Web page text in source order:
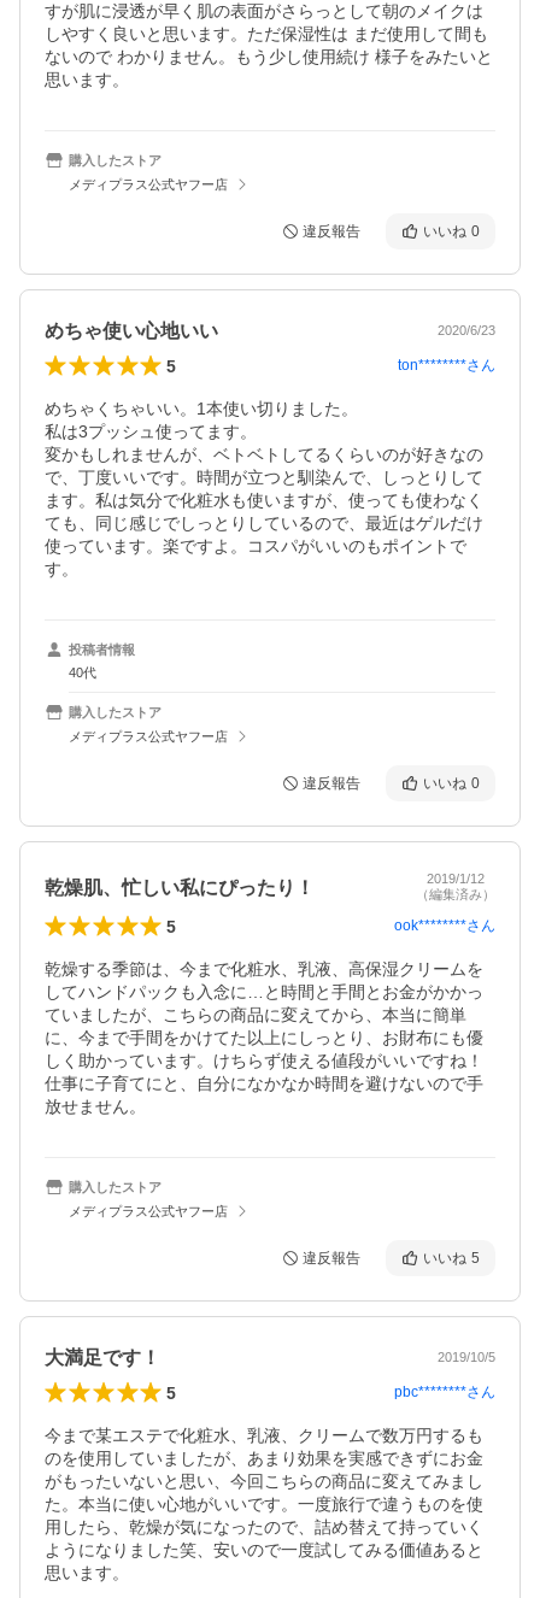
すが肌に浸透が早く肌の表面がさらっとして朝のメイクは
しやすく良いと思います。ただ保湿性は まだ使用して間も
ないので わかりません。もう少し使用続け 様子をみたいと
思います。
購入したストア
メディプラス公式ヤフー店
違反報告 いいね 0
めちゃ使い心地いい 2020/6/23
5 ton********さん
めちゃくちゃいい。1本使い切りました。
私は3プッシュ使ってます。
変かもしれませんが、ベトベトしてるくらいのが好きなの
で、丁度いいです。時間が立つと馴染んで、しっとりして
ます。私は気分で化粧水も使いますが、使っても使わなく
ても、同じ感じでしっとりしているので、最近はゲルだけ
使っています。楽ですよ。コスパがいいのもポイントで
す。
投稿者情報
40代
購入したストア
メディプラス公式ヤフー店
違反報告 いいね 0
乾燥肌、忙しい私にぴったり！
2019/1/12
（編集済み）
5 ook********さん
乾燥する季節は、今まで化粧水、乳液、高保湿クリームを
してハンドパックも入念に…と時間と手間とお金がかかっ
ていましたが、こちらの商品に変えてから、本当に簡単
に、今まで手間をかけてた以上にしっとり、お財布にも優
しく助かっています。けちらず使える値段がいいですね！
仕事に子育てにと、自分になかなか時間を避けないので手
放せません。
購入したストア
メディプラス公式ヤフー店
違反報告 いいね 5
大満足です！ 2019/10/5
5 pbc********さん
今まで某エステで化粧水、乳液、クリームで数万円するも
のを使用していましたが、あまり効果を実感できずにお金
がもったいないと思い、今回こちらの商品に変えてみまし
た。本当に使い心地がいいです。一度旅行で違うものを使
用したら、乾燥が気になったので、詰め替えて持っていく
ようになりました笑、安いので一度試してみる価値あると
思います。